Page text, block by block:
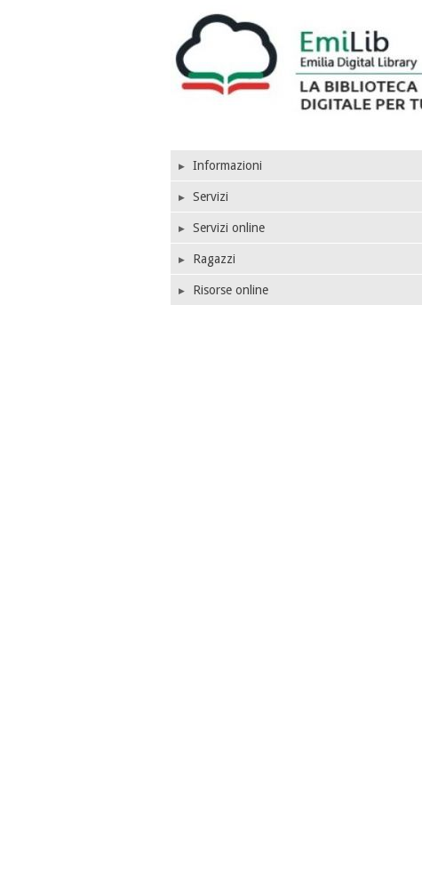
Informazioni
Servizi
Servizi online
Ragazzi
Risorse online